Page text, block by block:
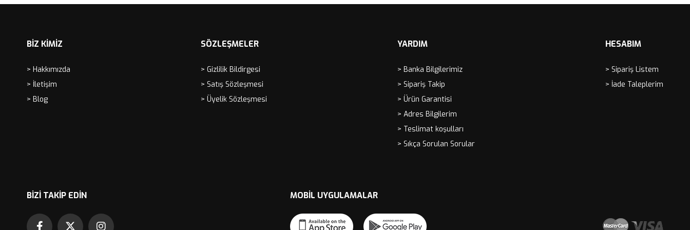
BİZ KİMİZ
> Hakkımızda
> İletişim
> Blog
SÖZLEŞMELER
> Gizlilik Bildirgesi
> Satış Sözleşmesi
> Üyelik Sözleşmesi
YARDIM
> Banka Bilgilerimiz
> Sipariş Takip
> Ürün Garantisi
> Adres Bilgilerim
> Teslimat koşulları
> Sıkça Sorulan Sorular
HESABIM
> Sipariş Listem
> İade Taleplerim
BIZI TAKIP EDIN MOBIL UYGULAMALAR